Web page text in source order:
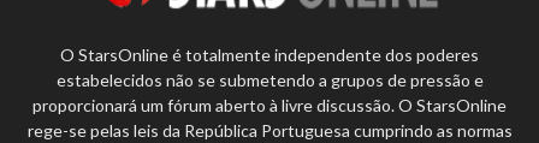
O StarsOnline é totalmente independente dos poderes
estabelecidos não se submetendo a grupos de pressão e
proporcionará um fórum aberto à livre discussão. O StarsOnline
rege-se pelas leis da República Portuguesa cumprindo as normas